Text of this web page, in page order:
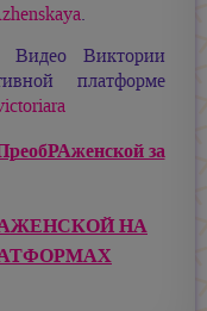
.
Видео Виктории
платформе
за
НА